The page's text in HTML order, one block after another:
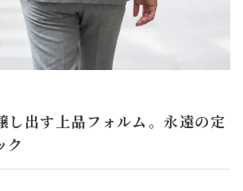
し出す上品フォルム。永遠の定
ク